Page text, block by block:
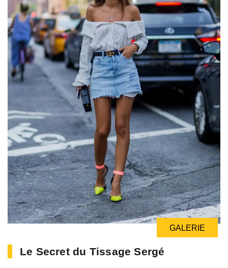
GALERIE
Le Secret du Tissage Sergé